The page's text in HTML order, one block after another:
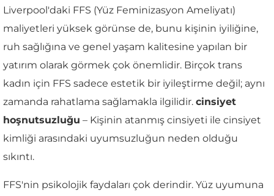
Liverpool'daki FFS (Yüz Feminizasyon Ameliyatı)
maliyetleri yüksek görünse de, bunu kişinin iyiliğine,
ruh sağlığına ve genel yaşam kalitesine yapılan bir
yatırım olarak görmek çok önemlidir. Birçok trans
kadın için FFS sadece estetik bir iyileştirme değil; aynı
zamanda rahatlama sağlamakla ilgilidir. cinsiyet
hoşnutsuzluğu – Kişinin atanmış cinsiyeti ile cinsiyet
kimliği arasındaki uyumsuzluğun neden olduğu
sıkıntı.
FFS'nin psikolojik faydaları çok derindir. Yüz uyumuna